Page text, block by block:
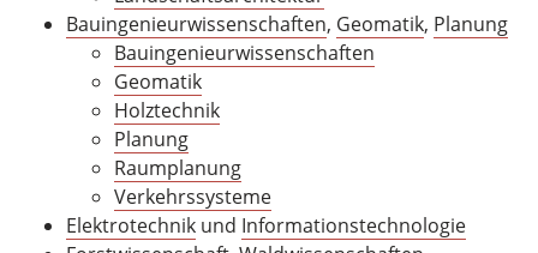
Bauingenieurwissenschaften, Geomatik, Planung
Bauingenieurwissenschaften
Geomatik
Holztechnik
Planung
Raumplanung
Verkehrssysteme
Elektrotechnik und Informationstechnologie